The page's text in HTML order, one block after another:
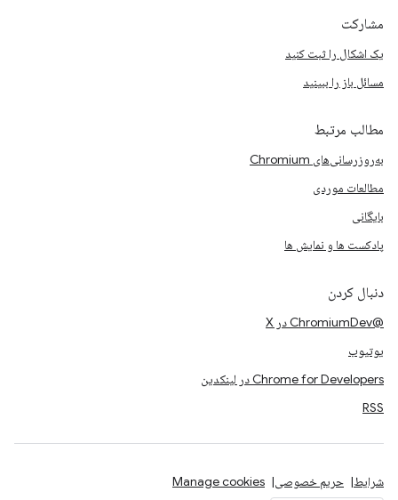
مشارکت
یک اشکال را ثبت کنید
مسائل باز را ببینید
مطالب مرتبط
به‌روزرسانی‌های Chromium
مطالعات موردی
بایگانی
پادکست ها و نمایش ها
دنبال کردن
@ChromiumDev در X
یوتیوب
Chrome for Developers در لینکدین
RSS
شرایط حریم خصوصی Manage cookies